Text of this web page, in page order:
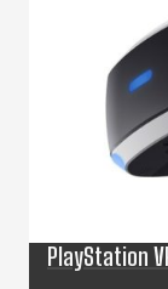
PlayStation